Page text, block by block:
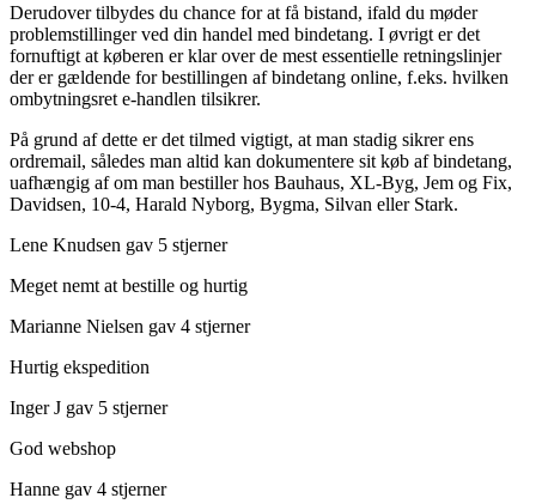
Derudover tilbydes du chance for at få bistand, ifald du møder
problemstillinger ved din handel med bindetang. I øvrigt er det
fornuftigt at køberen er klar over de mest essentielle retningslinjer
der er gældende for bestillingen af bindetang online, f.eks. hvilken
ombytningsret e-handlen tilsikrer.
På grund af dette er det tilmed vigtigt, at man stadig sikrer ens
ordremail, således man altid kan dokumentere sit køb af bindetang,
uafhængig af om man bestiller hos Bauhaus, XL-Byg, Jem og Fix,
Davidsen, 10-4, Harald Nyborg, Bygma, Silvan eller Stark.
Lene Knudsen gav 5 stjerner
Meget nemt at bestille og hurtig
Marianne Nielsen gav 4 stjerner
Hurtig ekspedition
Inger J gav 5 stjerner
God webshop
Hanne gav 4 stjerner